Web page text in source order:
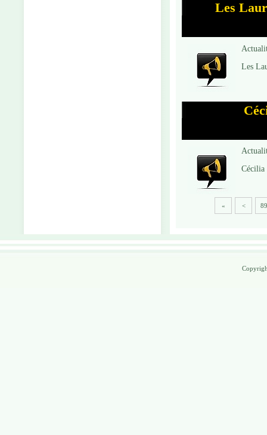
Les
Les
Cécilia
« < 89